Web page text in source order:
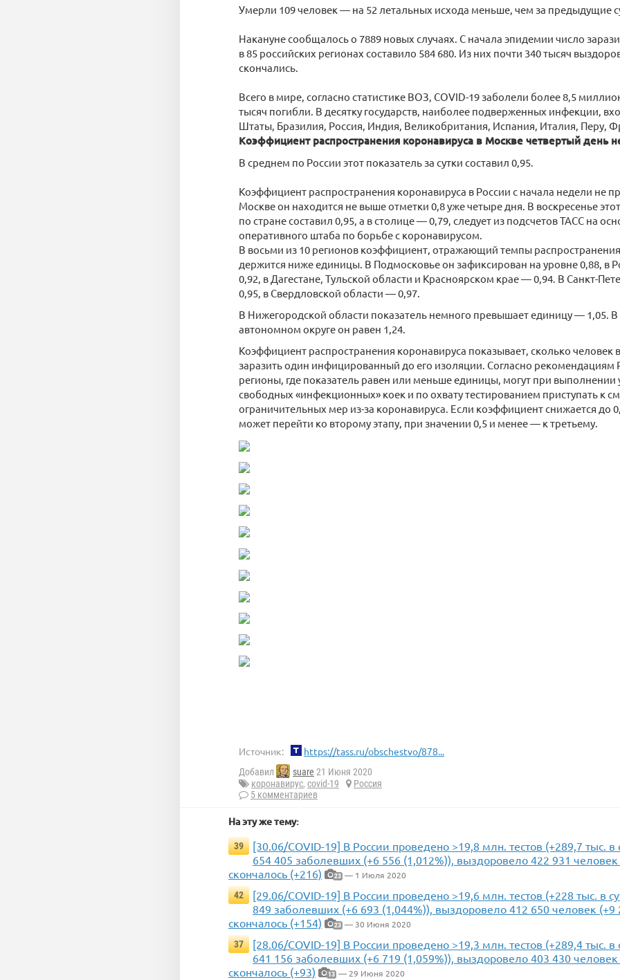
Умерли 109 человек — на 52 летальных исхода меньше, чем за предыдущие
Накануне сообщалось о 7889 новых случаях. С начала эпидемии число
в 85 российских регионах составило 584 680. Из них почти 340 тысяч
скончались.
Всего в мире, согласно статистике ВОЗ, COVID-19 заболели более 8,5
тысяч погибли. В десятку государств, наиболее подверженных инфекции,
Штаты, Бразилия, Россия, Индия, Великобритания, Испания, Италия, Перу,
Коэффициент распространения коронавируса в Москве четвертый день
В среднем по России этот показатель за сутки составил 0,95.
Коэффициент распространения коронавируса в России с начала недели не
Москве он находится не выше отметки 0,8 уже четыре дня. В воскресенье
по стране составил 0,95, а в столице — 0,79, следует из подсчетов ТАСС на
оперативного штаба по борьбе с коронавирусом.
В восьми из 10 регионов коэффициент, отражающий темпы
держится ниже единицы. В Подмосковье он зафиксирован на уровне 0,88, в
0,92, в Дагестане, Тульской области и Красноярском крае — 0,94. В Санкт-
0,95, в Свердловской области — 0,97.
В Нижегородской области показатель немного превышает единицу — 1,05.
автономном округе он равен 1,24.
Коэффициент распространения коронавируса показывает, сколько человек
заразить один инфицированный до его изоляции. Согласно рекомендациям
регионы, где показатель равен или меньше единицы, могут при
свободных «инфекционных» коек и по охвату тестированием приступать к
ограничительных мер из-за коронавируса. Если коэффициент снижается до
может перейти ко второму этапу, при значении 0,5 и менее — к третьему.
Источник: https://tass.ru/obschestvo/878...
Добавил suare 21 Июня 2020
коронавирус, covid-19
Россия
5 комментариев
На эту же тему:
39
[30.06/COVID-19] В России проведено >19,8 млн. тестов (+289,7 тыс.
654 405 заболевших (+6 556 (1,012%)), выздоровело 422 931
скончалось (+216)
23 — 1 Июля 2020
42
[29.06/COVID-19] В России проведено >19,6 млн. тестов (+228 тыс. в
849 заболевших (+6 693 (1,044%)), выздоровело 412 650 человек (+9
скончалось (+154)
23 — 30 Июня 2020
37
[28.06/COVID-19] В России проведено >19,3 млн. тестов (+289,4 тыс.
641 156 заболевших (+6 719 (1,059%)), выздоровело 403 430 человек
скончалось (+93)
13 — 29 Июня 2020